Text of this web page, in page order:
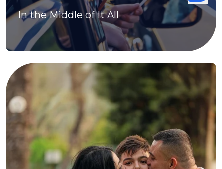
In the Middle of It All